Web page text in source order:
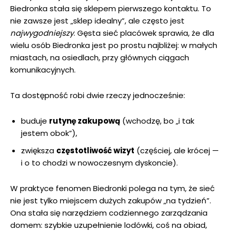
Biedronka stała się sklepem pierwszego kontaktu. To
nie zawsze jest „sklep idealny”, ale często jest
najwygodniejszy. Gęsta sieć placówek sprawia, że dla
wielu osób Biedronka jest po prostu najbliżej: w małych
miastach, na osiedlach, przy głównych ciągach
komunikacyjnych.
Ta dostępność robi dwie rzeczy jednocześnie:
buduje rutynę zakupową (wchodzę, bo „i tak
jestem obok”),
zwiększa częstotliwość wizyt (częściej, ale krócej —
i o to chodzi w nowoczesnym dyskoncie).
W praktyce fenomen Biedronki polega na tym, że sieć
nie jest tylko miejscem dużych zakupów „na tydzień”.
Ona stała się narzędziem codziennego zarządzania
domem: szybkie uzupełnienie lodówki, coś na obiad,